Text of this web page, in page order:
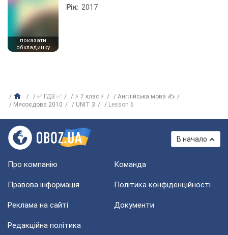
показати
обкладинку
Рік: 2017
✅ ГДЗ ✅ ⚡ 7 клас ⚡
Англійська мова ✍
Мясоєдова 2010
UNIT 3 Lesson 6
В начало
Про компанію Команда
Правова інформація Політика конфіденційності
Реклама на сайті Документи
Редакційна політика